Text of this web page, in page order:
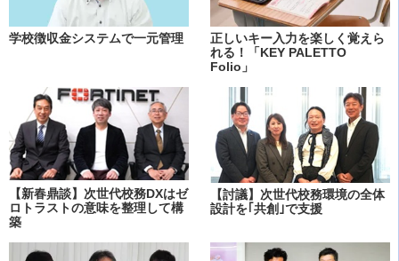
学校徴収金システムで一元管理
正しいキー入力を楽しく覚えら
れる！「KEY PALETTO
Folio」
【新春鼎談】次世代校務DXはゼ
ロトラストの意味を整理して構
築
【討議】次世代校務環境の全体
設計を｢共創｣で支援